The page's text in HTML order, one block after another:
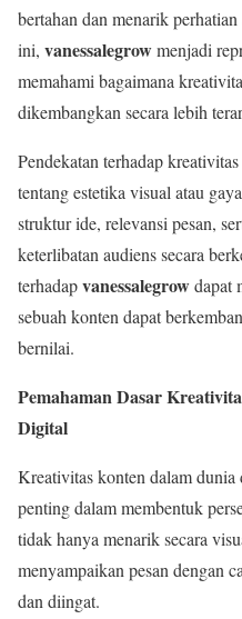
bertahan dan menarik
ini, vanessalegrowmenjadi
memahami bagaimana
dikembangkan secara lebih
Pendekatan terhadap
tentang estetika visual atau
struktur ide, relevansi pesan,
keterlibatan audiens secara
terhadapvanessalegrowdapat
sebuah konten dapat
bernilai.
Pemahaman Dasar
Digital
Kreativitas konten dalam
penting dalam membentuk
tidak hanya menarik secara
menyampaikan pesan dengan
dan diingat.